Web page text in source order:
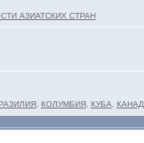
АЗИАТСКИХ СТРАН
, КОЛУМБИЯ, КУБА